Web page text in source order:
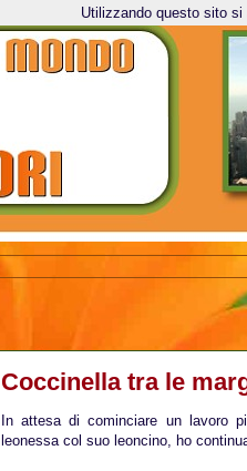
Coccinella tra le
In attesa di cominciare un lavoro
leonessa col suo leoncino, ho
Utilizzando questo sito